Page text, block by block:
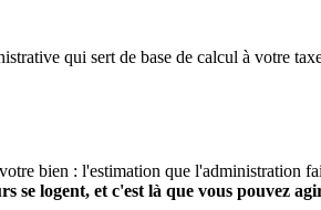
qui sert de base de calcul à votre
bien : l'estimation que l'administration
se logent, et c'est là que vous pouvez